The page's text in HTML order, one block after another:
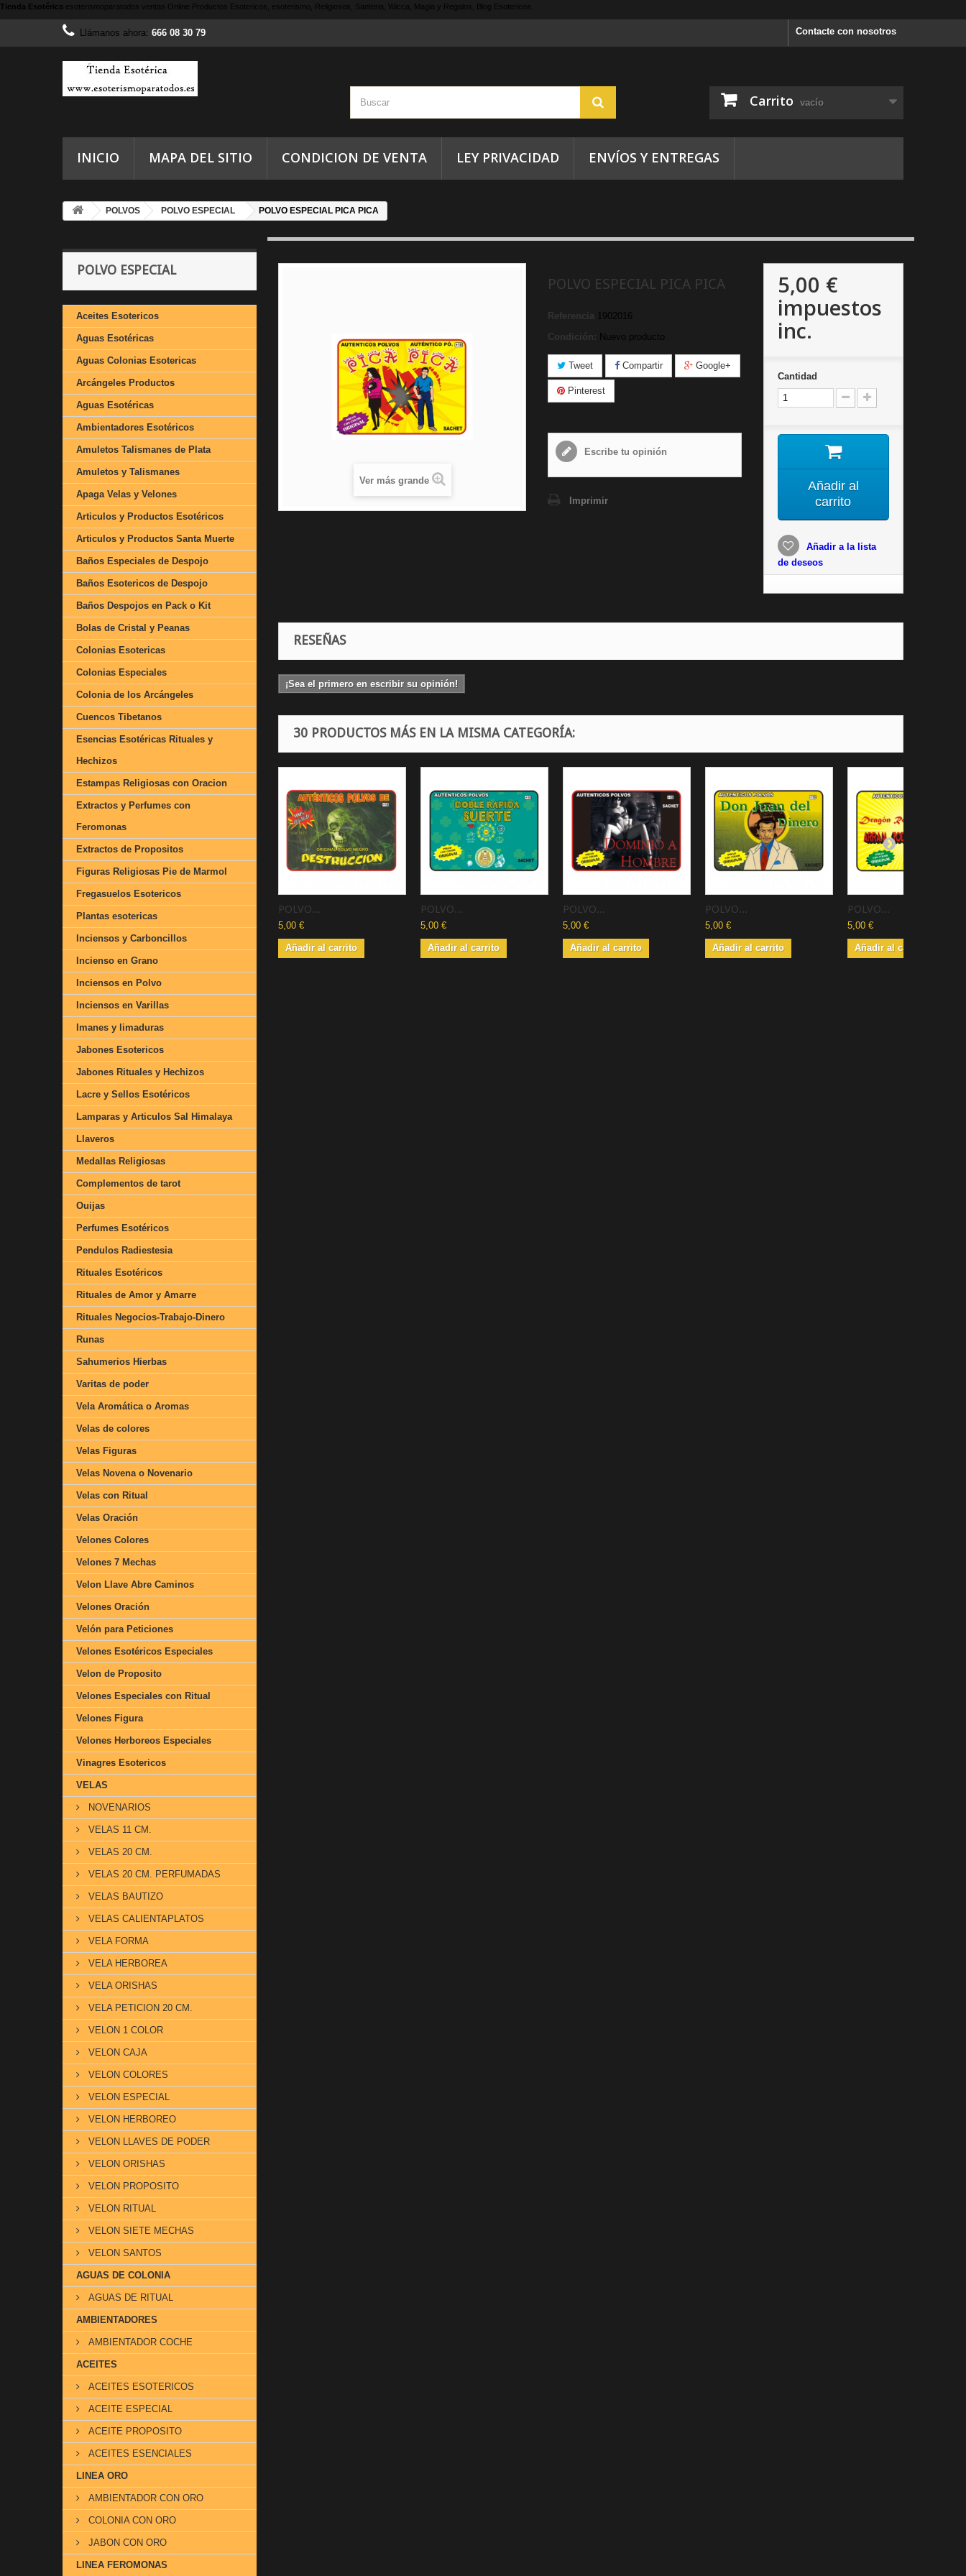
Tienda Esotérica esoterismoparatodos ventas Online Productos Esotericos, esoterismo, Religiosos, Santeria, Wicca, Magia y Regalos, Blog Esotericos.
Contacte con nosotros
Llámanos ahora: 666 08 30 79
Carrito vacío
INICIO MAPA DEL SITIO CONDICION DE VENTA LEY PRIVACIDAD ENVÍOS Y ENTREGAS
POLVOS POLVO ESPECIAL POLVO ESPECIAL PICA PICA
POLVO ESPECIAL
Aceites Esotericos
Aguas Esotéricas
Aguas Colonias Esotericas
Arcángeles Productos
Aguas Esotéricas
Ambientadores Esotéricos
Amuletos Talismanes de Plata
Amuletos y Talismanes
Apaga Velas y Velones
Articulos y Productos Esotéricos
Articulos y Productos Santa Muerte
Baños Especiales de Despojo
Baños Esotericos de Despojo
Baños Despojos en Pack o Kit
Bolas de Cristal y Peanas
Colonias Esotericas
Colonias Especiales
Colonia de los Arcángeles
Cuencos Tibetanos
Esencias Esotéricas Rituales y
Hechizos
Estampas Religiosas con Oracion
Extractos y Perfumes con
Feromonas
Extractos de Propositos
Figuras Religiosas Pie de Marmol
Fregasuelos Esotericos
Plantas esotericas
Inciensos y Carboncillos
Incienso en Grano
Inciensos en Polvo
Inciensos en Varillas
Imanes y limaduras
Jabones Esotericos
Jabones Rituales y Hechizos
Lacre y Sellos Esotéricos
Lamparas y Articulos Sal Himalaya
Llaveros
Medallas Religiosas
Complementos de tarot
Ouijas
Perfumes Esotéricos
Pendulos Radiestesia
Rituales Esotéricos
Rituales de Amor y Amarre
Rituales Negocios-Trabajo-Dinero
Runas
Sahumerios Hierbas
Varitas de poder
Vela Aromática o Aromas
Velas de colores
Velas Figuras
Velas Novena o Novenario
Velas con Ritual
Velas Oración
Velones Colores
Velones 7 Mechas
Velon Llave Abre Caminos
Velones Oración
Velón para Peticiones
Velones Esotéricos Especiales
Velon de Proposito
Velones Especiales con Ritual
Velones Figura
Velones Herboreos Especiales
Vinagres Esotericos
VELAS
NOVENARIOS
VELAS 11 CM.
VELAS 20 CM.
VELAS 20 CM. PERFUMADAS
VELAS BAUTIZO
VELAS CALIENTAPLATOS
VELA FORMA
VELA HERBOREA
VELA ORISHAS
VELA PETICION 20 CM.
VELON 1 COLOR
VELON CAJA
VELON COLORES
VELON ESPECIAL
VELON HERBOREO
VELON LLAVES DE PODER
VELON ORISHAS
VELON PROPOSITO
VELON RITUAL
VELON SIETE MECHAS
VELON SANTOS
AGUAS DE COLONIA
AGUAS DE RITUAL
AMBIENTADORES
AMBIENTADOR COCHE
ACEITES
ACEITES ESOTERICOS
ACEITE ESPECIAL
ACEITE PROPOSITO
ACEITES ESENCIALES
LINEA ORO
AMBIENTADOR CON ORO
COLONIA CON ORO
JABON CON ORO
LINEA FEROMONAS
Ver más grande
POLVO ESPECIAL PICA PICA
Referencia 1902016
Condición: Nuevo producto
Tweet Compartir Google+
Pinterest
Escribe tu opinión
Imprimir
5,00 €
impuestos
inc.
Cantidad
Añadir al
carrito
Añadir a la lista
de deseos
RESEÑAS
¡Sea el primero en escribir su opinión!
30 PRODUCTOS MÁS EN LA MISMA CATEGORÍA:
POLVO...
5,00 €
Añadir al carrito
POLVO...
5,00 €
Añadir al carrito
POLVO...
5,00 €
Añadir al carrito
POLVO...
5,00 €
Añadir al carrito
POLVO...
5,00 €
Añadir al carrito